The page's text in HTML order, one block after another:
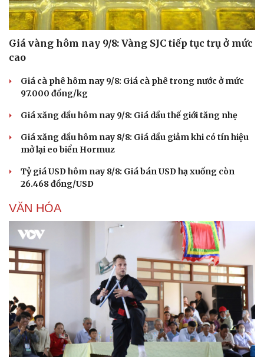
Sân khấu - Điện ảnh
Văn học
Di sản
Nghệ sĩ
Thời trang
Giá vàng hôm nay 9/8: Vàng SJC tiếp tục trụ ở mức
cao
Giá cà phê hôm nay 9/8: Giá cà phê trong nước ở mức
97.000 đồng/kg
Giá xăng dầu hôm nay 9/8: Giá dầu thế giới tăng nhẹ
Giá xăng dầu hôm nay 8/8: Giá dầu giảm khi có tín hiệu
mở lại eo biển Hormuz
Tỷ giá USD hôm nay 8/8: Giá bán USD hạ xuống còn
26.468 đồng/USD
VĂN HÓA